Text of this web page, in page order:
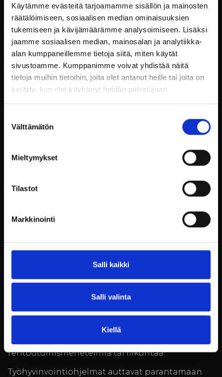
Käytämme evästeitä tarjoamamme sisällön ja mainosten
räätälöimiseen, sosiaalisen median ominaisuuksien
tukemiseen ja kävijämäärämme analysoimiseen. Lisäksi
jaamme sosiaalisen median, mainosalan ja analytiikka-
alan kumppaneillemme tietoja siitä, miten käytät
sivustoamme. Kumppanimme voivat yhdistää näitä
tietoja muihin tietoihin, joita olet antanut heille tai joita on
kerätty, kun olet käyttänyt heidän palvelujaan.
valinta
Välttämätön
Mieltymykset
Tilastot
Markkinointi
Salli kaikki
Salli valinta
Kiellä
kehollekin.
Tiimihenkeä vahvistavat
aktiviteetit
Billnäsin ruukki tarjoaamonipuolisia
aktiviteetteja, jotka vahvistavat tiimihenkeä ja
parantavat yhteistyötä. Aktiviteetit voidaan
räätälöidä yrityksen tarpeiden mukaan, mikä
Esimerkiksi ryhmätyöskentelyä vaativat tehtävät
ja näkökulmia. Yhteiset hetket luonnossa tai
historiallisessa ympäristössä auttavat tiimiä
energiaa työyhteisöön.
Hyvinvointia tukevat
työhyvinvointiohjelmat
Billnäsin ruukki tarjoaa erilaisia
työhyvinvointiohjelmia, jotka tukevat
työntekijöiden jaksamista ja hyvinvointia.
Ohjelmat voidaan räätälöidä yrityksen tarpeiden
mukaan, ja ne voivat sisältää esimerkiksi
mindfulness-harjoituksia,
rentoutumismenetelmiä tai liikuntaa.
Työhyvinvointiohjelmat auttavat parantamaan